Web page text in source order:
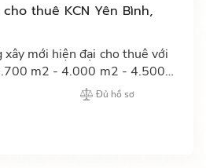
thuê KCN Yên Bình,
xây mới hiện đại cho thuê với
m2 - 4.000 m2 - 4.500
nghiệp Yên Bình tỉnh
Đủ hồ sơ